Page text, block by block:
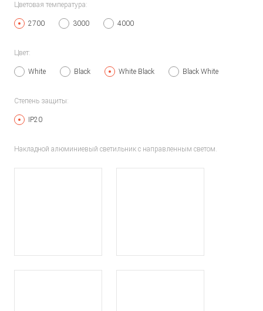
Цветовая температура:
2700 3000 4000
Цвет:
White Black White Black Black White
Степень защиты:
IP20
Накладной алюминиевый светильник с направленным светом.